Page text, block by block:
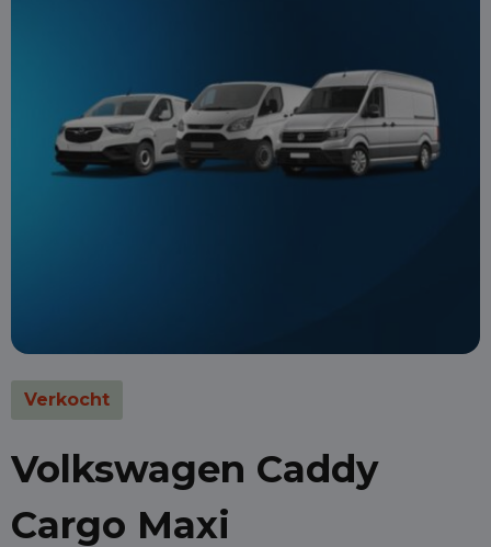
Verkocht
Volkswagen Caddy
Cargo Maxi